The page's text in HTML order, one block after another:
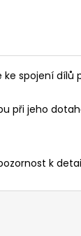
spojení
při jeho
k